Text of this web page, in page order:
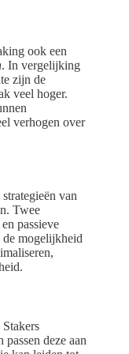
ook een
. In vergelijking
zijn de
veel hoger.
verhogen over
van
Twee
passieve
de mogelijkheid
deze aan